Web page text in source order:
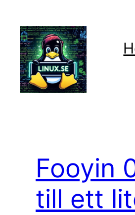
innehåll
Fooyin
till ett